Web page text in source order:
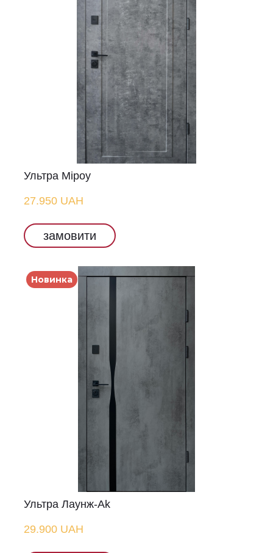
Ультра Міроу
27.950 UAH
замовити
Новинка
Ультра Лаунж-Аk
29.900 UAH